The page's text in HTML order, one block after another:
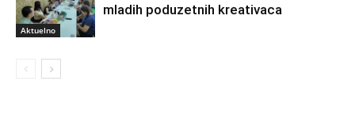
Aktuelno
mladih poduzetnih kreativaca